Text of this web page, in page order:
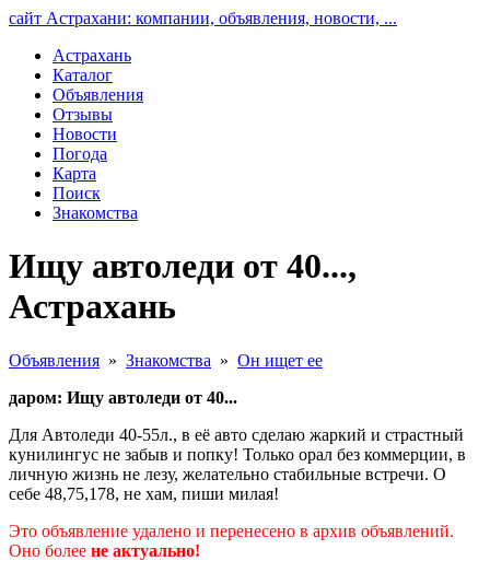
сайт Астрахани: компании, объявления, новости, ...
Астрахань
Каталог
Объявления
Отзывы
Новости
Погода
Карта
Поиск
Знакомства
Ищу автоледи от 40...,
Астрахань
Объявления » Знакомства » Он ищет ее
даром: Ищу автоледи от 40...
Для Автоледи 40-55л., в её авто сделаю жаркий и страстный
кунилингус не забыв и попку! Только орал без коммерции, в
личную жизнь не лезу, желательно стабильные встречи. О
себе 48,75,178, не хам, пиши милая!
Это объявление удалено и перенесено в архив объявлений.
Оно более не актуально!